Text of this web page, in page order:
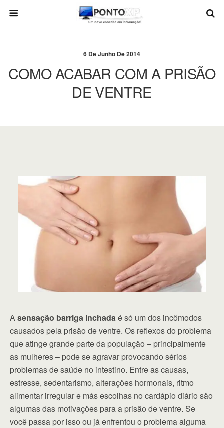
6 De Junho De 2014
COMO ACABAR COM A PRISÃO
DE VENTRE
Asensação barriga inchadaé só um dos incômodos
causados pela prisão de ventre. Os reflexos do problema
que atinge grande parte da população – principalmente
as mulheres – pode se agravar provocando sérios
problemas de saúde no intestino. Entre as causas,
estresse, sedentarismo, alterações hormonais, ritmo
alimentar irregular e más escolhas no cardápio diário são
algumas das motivações para a prisão de ventre. Se
você passa por isso ou já enfrentou o problema alguma